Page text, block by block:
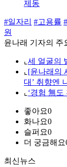
제동
#일자리 #고용률
원
윤나래 기자의 주
⌞ 세 얼굴의
⌞ [윤나래의
대’ 취향엔
⌞ ‘경험 無도
좋아요0
화나요0
슬퍼요0
더 궁금해요
최신뉴스